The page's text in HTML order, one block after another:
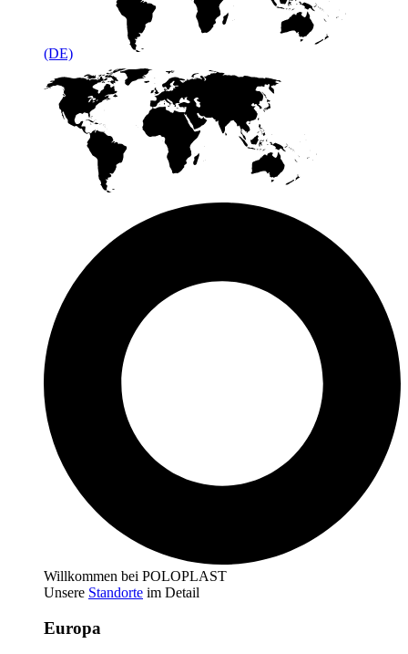
(DE)
Willkommen bei POLOPLAST
Unsere Standorte im Detail
Europa